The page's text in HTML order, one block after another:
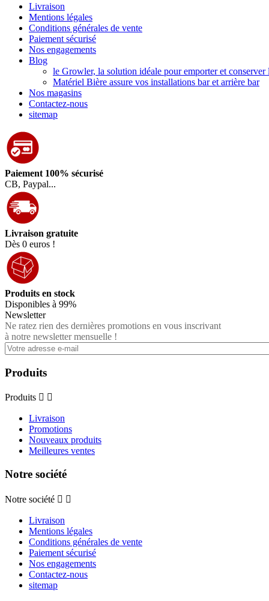
Livraison
Mentions légales
Conditions générales de vente
Paiement sécurisé
Nos engagements
Blog
le Growler, la solution idéale pour emporter et conserver
Matériel Bière assure vos installations bar et arrière bar
Nos magasins
Contactez-nous
sitemap
Paiement 100% sécurisé
CB, Paypal...
Livraison gratuite
Dès 0 euros !
Produits en stock
Disponibles à 99%
Newsletter
Ne ratez rien des dernières promotions en vous inscrivant
à notre newsletter mensuelle !
Produits
Produits  
Livraison
Promotions
Nouveaux produits
Meilleures ventes
Notre société
Notre société  
Livraison
Mentions légales
Conditions générales de vente
Paiement sécurisé
Nos engagements
Contactez-nous
sitemap